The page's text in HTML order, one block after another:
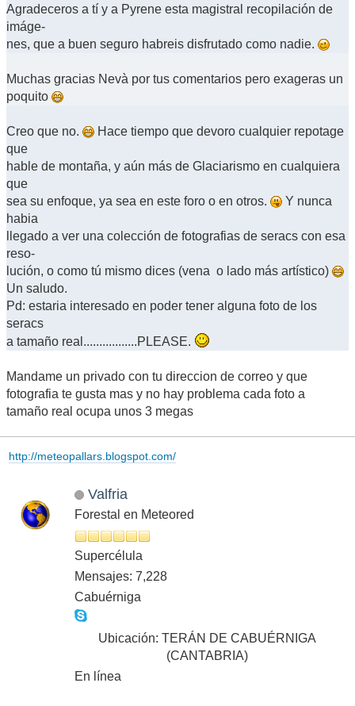
Agradeceros a tí y a Pyrene esta magistral recopilación de
imáge-
nes, que a buen seguro habreis disfrutado como nadie.
Muchas gracias Nevà por tus comentarios pero exageras un
poquito
Creo que no.
Hace tiempo que devoro cualquier repotage
que
hable de montaña, y aún más de Glaciarismo en cualquiera
que
sea su enfoque, ya sea en este foro o en otros.
Y nunca
habia
llegado a ver una colección de fotografias de seracs con esa
reso-
lución, o como tú mismo dices (vena o lado más artístico)
Un saludo.
Pd: estaria interesado en poder tener alguna foto de los
seracs
a tamaño real.................PLEASE.
Mandame un privado con tu direccion de correo y que
fotografia te gusta mas y no hay problema cada foto a
tamaño real ocupa unos 3 megas
http://meteopallars.blogspot.com/
Valfria
Forestal en Meteored
Supercélula
Mensajes: 7,228
Cabuérniga
Ubicación: TERÁN DE CABUÉRNIGA
(CANTABRIA)
En línea